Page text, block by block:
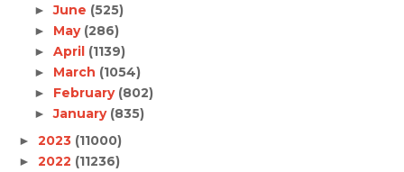
►June (525)
► May (286)
► April (1139)
► March (1054)
► February (802)
►January (835)
► 2023 (11000)
► 2022 (11236)